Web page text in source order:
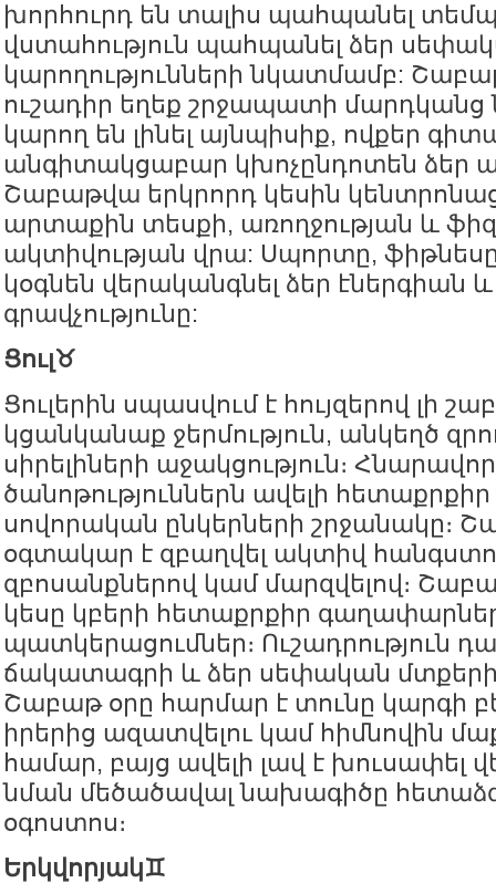
խորհուրդ են տալիս պահպանել
վստահություն պահպանել ձեր
կարողությունների նկատմամբ:
ուշադիր եղեք շրջապատի
կարող են լինել այնպիսիք, ովքեր
անգիտակցաբար կխոչընդոտեն ձեր
Շաբաթվա երկրորդ կեսին
արտաքին տեսքի, առողջության և
ակտիվության վրա: Սպորտը,
կօգնեն վերականգնել ձեր էներգիան
գրավչությունը:
Ցուլ♉️
Ցուլերին սպասվում է հույզերով լի
կցանկանաք ջերմություն, անկեղծ
սիրելիների աջակցություն։
ծանոթություններն ավելի հետաքրքիր
սովորական ընկերների շրջանակը։
օգտակար է զբաղվել ակտիվ
զբոսանքներով կամ մարզվելով։
կեսը կբերի հետաքրքիր
պատկերացումներ։ Ուշադրություն
ճակատագրի և ձեր սեփական մտքերի
Շաբաթ օրը հարմար է տունը կարգի
իրերից ազատվելու կամ հիմնովին
համար, բայց ավելի լավ է խուսափել
նման մեծածավալ նախագիծը
օգոստոս։
Երկվորյակ♊️